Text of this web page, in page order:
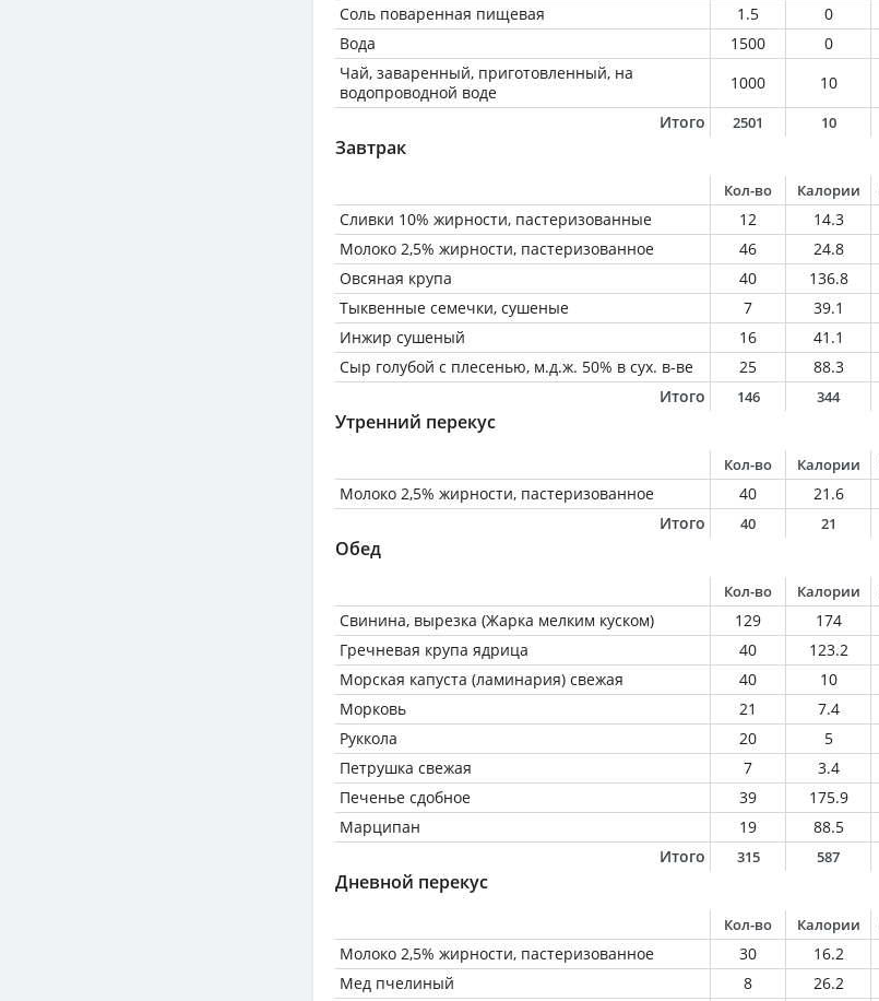
Соль поваренная пищевая 1.5 0
Вода
1500 0
Чай, заваренный, приготовленный, на
водопроводной воде
1000 10
Итого
2501 10
Завтрак
Кол-во Калории
Сливки 10% жирности, пастеризованные 12 14.3
Молоко 2,5% жирности, пастеризованное
46 24.8
Овсяная крупа
40 136.8
Тыквенные семечки, сушеные
7 39.1
Инжир сушеный
16 41.1
Сыр голубой с плесенью, м.д.ж. 50% в сух. в-ве
25 88.3
Итого
146 344
Утренний перекус
Кол-во Калории
Молоко 2,5% жирности, пастеризованное 40 21.6
Итого
40 21
Обед
Кол-во Калории
Свинина, вырезка (Жарка мелким куском) 129 174
Гречневая крупа ядрица
40 123.2
Морская капуста (ламинария) свежая
40 10
Морковь
21 7.4
Руккола
20 5
Петрушка свежая
7 3.4
Печенье сдобное
39 175.9
Марципан
19 88.5
Итого
315 587
Дневной перекус
Кол-во Калории
Молоко 2,5% жирности, пастеризованное 30 16.2
Мед пчелиный
8 26.2